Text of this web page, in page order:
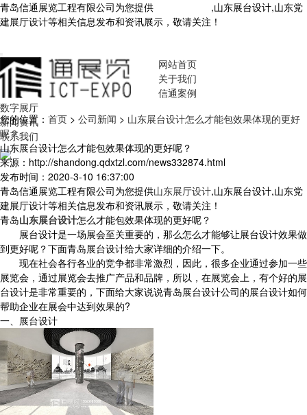
青岛信通展览工程有限公司为您提供
,山东展台设计,山东党
建展厅设计等相关信息发布和资讯展示，敬请关注！
网站首页
关于我们
信通案例
数字展厅
新闻资讯
联系我们
您的位置： 首页 > 公司新闻 > 山东展台设计怎么才能包效果体现的更好
呢？
山东展台设计怎么才能包效果体现的更好呢？
来源：http://shandong.qdxtzl.com/news332874.html
发布时间：2020-3-10 16:37:00
青岛信通展览工程有限公司为您提供山东展厅设计,山东展台设计,山东党
建展厅设计等相关信息发布和资讯展示，敬请关注！
青岛山东展台设计怎么才能包效果体现的更好呢？
展台设计是一场展会至关重要的，那么怎么才能够让展台设计效果做
到更好呢？下面青岛展台设计给大家详细的介绍一下。
现在社会各行各业的竞争都非常激烈，因此，很多企业通过参加一些
展览会，通过展览会去推广产品和品牌，所以，在展览会上，有个好的展
台设计是非常重要的，下面给大家说说青岛展台设计公司的展台设计如何
帮助企业在展会中达到效果的?
一、展台设计